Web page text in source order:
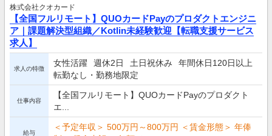
株式会社クオカード
【全国フルリモート】QUOカードPayのプロダクトエンジニ
ア｜課題解決型組織／Kotlin未経験歓迎【転職支援サービス
求人】
求人の特徴
女性活躍 週休2日 土日祝休み
年間休日120日以上
転勤なし・勤務地限定
仕事内容
【全国フルリモート】QUOカードPayのプロダクト
エ...
給与
＜予定年収＞ 500万円～800万円 ＜賃金形態＞ 年俸